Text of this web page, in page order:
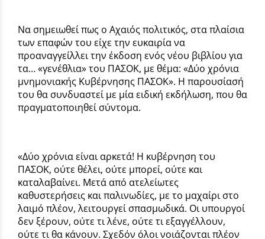
Να σημειωθεί πως ο Αχαιός πολιτικός, στα πλαίσια
των επαφών του είχε την ευκαιρία να
προαναγγείλλει την έκδοση ενός νέου βιβλίου για
τα… «γενέθλια» του ΠΑΣΟΚ, με θέμα: «Δύο χρόνια
μνημονιακής Κυβέρνησης ΠΑΣΟΚ». Η παρουσίασή
του θα συνδυαστεί με μία ειδική εκδήλωση, που θα
πραγματοποιηθεί σύντομα.
«Δύο χρόνια είναι αρκετά! Η κυβέρνηση του
ΠΑΣΟΚ, ούτε θέλει, ούτε μπορεί, ούτε και
καταλαβαίνει. Μετά από ατελείωτες
καθυστερήσεις και παλινωδίες, με το μαχαίρι στο
λαιμό πλέον, λειτουργεί σπασμωδικά. Οι υπουργοί
δεν ξέρουν, ούτε τι λένε, ούτε τι εξαγγέλλουν,
ούτε τι θα κάνουν. Σχεδόν όλοι νοιάζονται πλέον